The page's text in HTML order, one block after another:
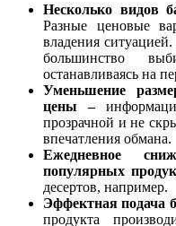
Несколько видов
Разные ценовые
владения
большинство
останавливаясь на
Уменьшение
цены –
прозрачной и не
впечатления обмана.
Ежедневное
популярных
десертов, например.
Эффектная подача
продукта